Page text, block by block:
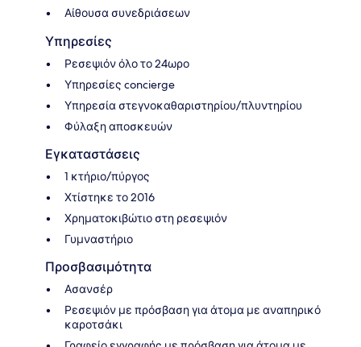
Αίθουσα συνεδριάσεων
Υπηρεσίες
Ρεσεψιόν όλο το 24ωρο
Υπηρεσίες concierge
Υπηρεσία στεγνοκαθαριστηρίου/πλυντηρίου
Φύλαξη αποσκευών
Εγκαταστάσεις
1 κτήριο/πύργος
Χτίστηκε το 2016
Χρηματοκιβώτιο στη ρεσεψιόν
Γυμναστήριο
Προσβασιμότητα
Ασανσέρ
Ρεσεψιόν με πρόσβαση για άτομα με αναπηρικό
καροτσάκι